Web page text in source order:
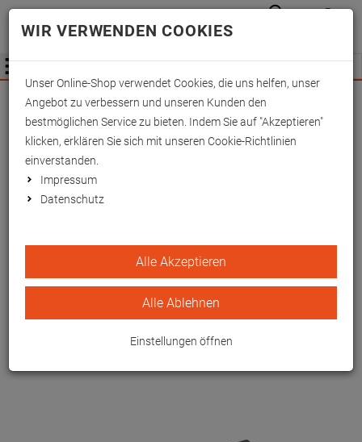
Wichtige Änderung für Fachhändler zum
01.09.2026 -Mehr Informationen hier
Anmelden
Menü
Röntgen-Fixierhilfe, Keil
schräg 24x18x6 cm, PU-
beschichtet
WIR VERWENDEN COOKIES
Unser Online-Shop verwendet Cookies, die uns helfen, unser
Angebot zu verbessern und unseren Kunden den
bestmöglichen Service zu bieten. Indem Sie auf "Akzeptieren"
klicken, erklären Sie sich mit unseren Cookie-Richtlinien
einverstanden.
Impressum
Datenschutz
Alle Akzeptieren
Alle Ablehnen
Einstellungen öffnen